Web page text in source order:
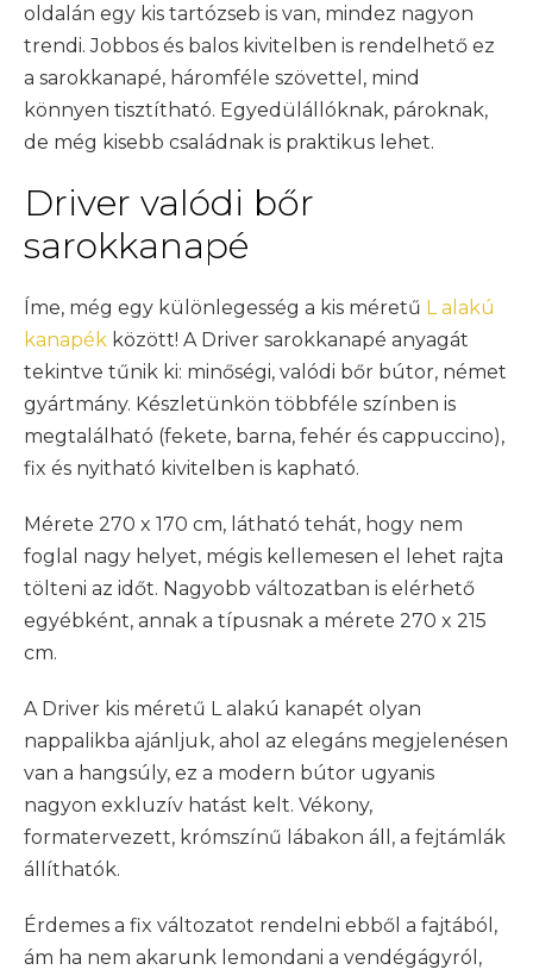
oldalán egy kis tartózseb is van, mindez nagyon
trendi. Jobbos és balos kivitelben is rendelhető ez
a sarokkanapé, háromféle szövettel, mind
könnyen tisztítható. Egyedülállóknak, pároknak,
de még kisebb családnak is praktikus lehet.
Driver valódi bőr
sarokkanapé
Íme, még egy különlegesség a kis méretű L alakú
kanapék között! A Driver sarokkanapé anyagát
tekintve tűnik ki: minőségi, valódi bőr bútor, német
gyártmány. Készletünkön többféle színben is
megtalálható (fekete, barna, fehér és cappuccino),
fix és nyitható kivitelben is kapható.
Mérete 270 x 170 cm, látható tehát, hogy nem
foglal nagy helyet, mégis kellemesen el lehet rajta
tölteni az időt. Nagyobb változatban is elérhető
egyébként, annak a típusnak a mérete 270 x 215
cm.
A Driver kis méretű L alakú kanapét olyan
nappalikba ajánljuk, ahol az elegáns megjelenésen
van a hangsúly, ez a modern bútor ugyanis
nagyon exkluzív hatást kelt. Vékony,
formatervezett, krómszínű lábakon áll, a fejtámlák
állíthatók.
Érdemes a fix változatot rendelni ebből a fajtából,
ám ha nem akarunk lemondani a vendégágyról,